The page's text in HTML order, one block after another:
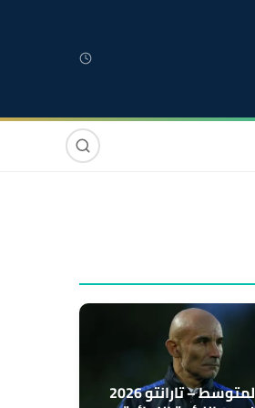
صوت وصورة
ألعاب البحر الأبيض المتوسط – تارانتو 2026